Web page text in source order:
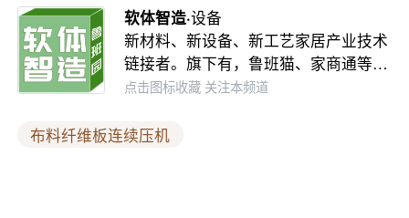
业开辟了可持续发展的新路径。未来，公司将继
续以技术为核心，以环保为导向，为实现“无废社
会”目标贡献力量。
文章图片转自和编译：国际板材与家居、苏福马
软体智造·设备
新材料、新设备、新工艺家居产业技术
链接者。旗下有，鲁班猫、家商通等…
点击图标收藏 关注本频道
布料纤维板连续压机